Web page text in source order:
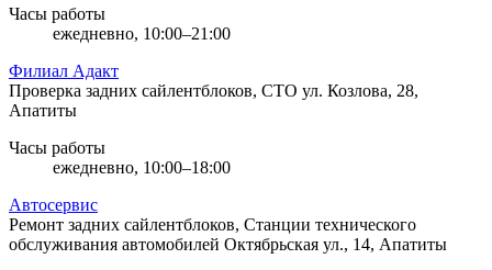
Часы работы
ежедневно, 10:00–21:00
Филиал Адакт
Проверка задних сайлентблоков, СТО ул. Козлова, 28,
Апатиты
Часы работы
ежедневно, 10:00–18:00
Автосервис
Ремонт задних сайлентблоков, Станции технического
обслуживания автомобилей Октябрьская ул., 14, Апатиты